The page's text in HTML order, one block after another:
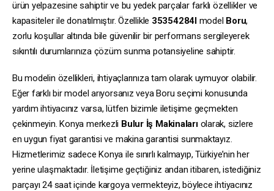
ürün yelpazesine sahiptir ve bu yedek parçalar farklı özellikler ve
kapasiteler ile donatılmıştır. Özellikle 35354284Imodel Boru,
zorlu koşullar altında bile güvenilir bir performans sergileyerek
sıkıntılı durumlarınıza çözüm sunma potansiyeline sahiptir.
Bu modelin özellikleri, ihtiyaçlarınıza tam olarak uymuyor olabilir.
Eğer farklı bir model arıyorsanız veya Boru seçimi konusunda
yardım ihtiyacınız varsa, lütfen bizimle iletişime geçmekten
çekinmeyin. Konya merkezli Bulur İş Makinalarıolarak, sizlere
en uygun fiyat garantisi ve makina garantisi sunmaktayız.
Hizmetlerimiz sadece Konya ile sınırlı kalmayıp, Türkiye’nin her
yerine ulaşmaktadır. İletişime geçtiğiniz andan itibaren, istediğiniz
parçayı 24 saat içinde kargoya vermekteyiz, böylece ihtiyacınız